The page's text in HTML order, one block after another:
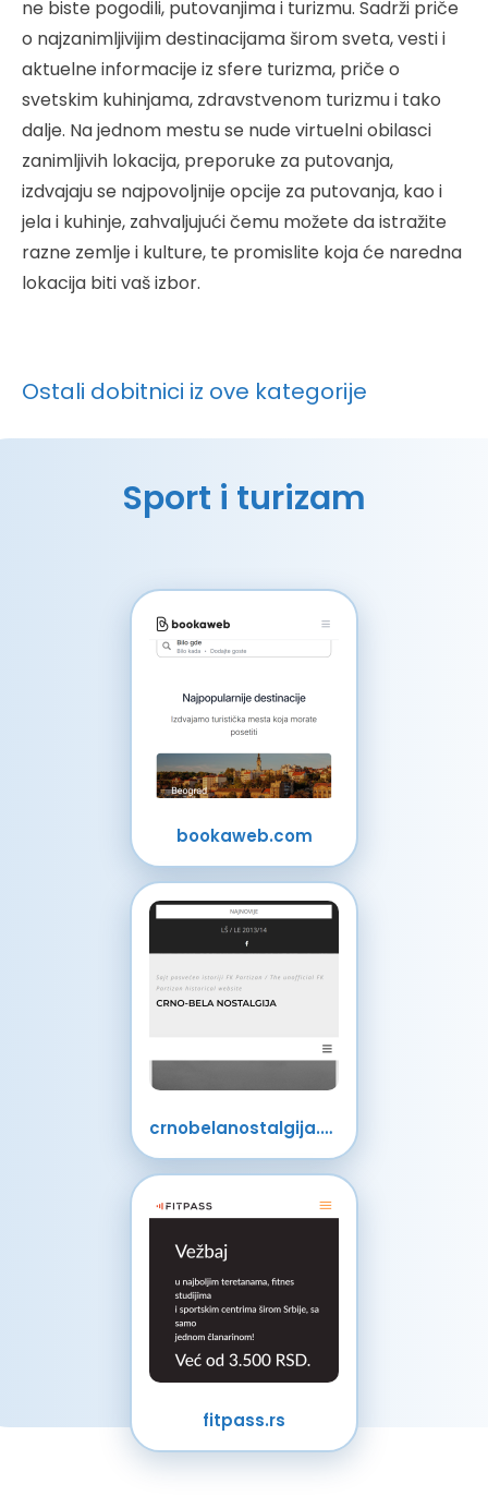
ne biste pogodili, putovanjima i turizmu. Sadrži priče
o najzanimljivijim destinacijama širom sveta, vesti i
aktuelne informacije iz sfere turizma, priče o
svetskim kuhinjama, zdravstvenom turizmu i tako
dalje. Na jednom mestu se nude virtuelni obilasci
zanimljivih lokacija, preporuke za putovanja,
izdvajaju se najpovoljnije opcije za putovanja, kao i
jela i kuhinje, zahvaljujući čemu možete da istražite
razne zemlje i kulture, te promislite koja će naredna
lokacija biti vaš izbor.
Ostali dobitnici iz ove kategorije
Sport i turizam
bookaweb.com
crnobelanostalgija.com
fitpass.rs